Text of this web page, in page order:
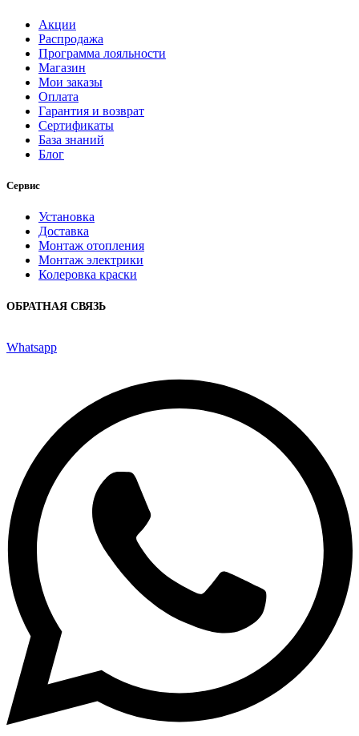
Акции
Распродажа
Программа лояльности
Магазин
Мои заказы
Оплата
Гарантия и возврат
Сертификаты
База знаний
Блог
Сервис
Установка
Доставка
Монтаж отопления
Монтаж электрики
Колеровка краски
ОБРАТНАЯ СВЯЗЬ
Whatsapp